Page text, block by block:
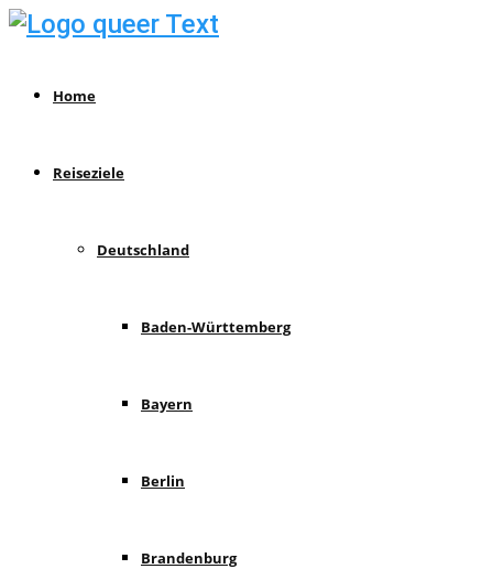
Home
Reiseziele
Deutschland
Baden-Württemberg
Bayern
Berlin
Brandenburg